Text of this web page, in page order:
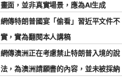
畫面，並非真實場景，應為AI生成
網傳特朗普國宴「偷看」習近平文件不
實，實為翻閱本人講稿
網傳澳洲正在考慮禁止特朗普入境的說
法，為澳洲請願書的內容，並未被採納